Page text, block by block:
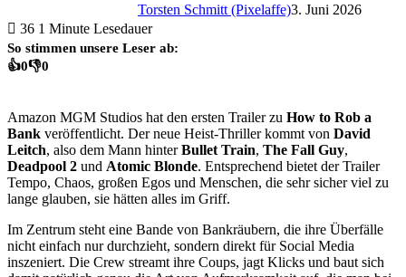
Torsten Schmitt (Pixelaffe)3. Juni 2026
36 1 Minute Lesedauer
So stimmen unsere Leser ab:
👍0👎0
Amazon MGM Studios hat den ersten Trailer zu How to Rob a
Bank veröffentlicht. Der neue Heist-Thriller kommt von David
Leitch, also dem Mann hinterBullet Train, The Fall Guy,
Deadpool 2 und Atomic Blonde. Entsprechend bietet der Trailer
Tempo, Chaos, großen Egos und Menschen, die sehr sicher viel zu
lange glauben, sie hätten alles im Griff.
Im Zentrum steht eine Bande von Bankräubern, die ihre Überfälle
nicht einfach nur durchzieht, sondern direkt für Social Media
inszeniert. Die Crew streamt ihre Coups, jagt Klicks und baut sich